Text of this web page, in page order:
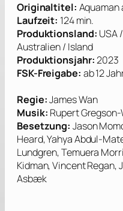
Originaltitel: Aquaman
Laufzeit: 124 min.
Produktionsland: USA
Australien / Island
Produktionsjahr:2023
FSK-Freigabe: ab 12
Regie:James Wan
Musik: Rupert
Besetzung: Jason
Heard, Yahya Abdul-
Lundgren, Temuera
Kidman, Vincent Regan,
Asbæk